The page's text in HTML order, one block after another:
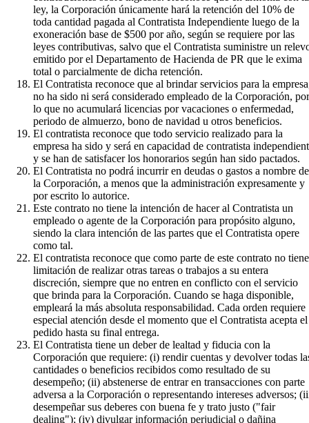
ley, la Corporación únicamente hará la retención del 10% de
toda cantidad pagada al Contratista Independiente luego de la
exoneración base de $500 por año, según se requiere por las
leyes contributivas, salvo que el Contratista suministre un
emitido por el Departamento de Hacienda de PR que le exima
total o parcialmente de dicha retención.
El Contratista reconoce que al brindar servicios para la
no ha sido ni será considerado empleado de la Corporación, por
lo que no acumulará licencias por vacaciones o enfermedad,
periodo de almuerzo, bono de navidad u otros beneficios.
El contratista reconoce que todo servicio realizado para la
empresa ha sido y será en capacidad de contratista
y se han de satisfacer los honorarios según han sido pactados.
El Contratista no podrá incurrir en deudas o gastos a nombre de
la Corporación, a menos que la administración expresamente y
por escrito lo autorice.
Este contrato no tiene la intención de hacer al Contratista un
empleado o agente de la Corporación para propósito alguno,
siendo la clara intención de las partes que el Contratista opere
como tal.
El contratista reconoce que como parte de este contrato no tiene
limitación de realizar otras tareas o trabajos a su entera
discreción, siempre que no entren en conflicto con el servicio
que brinda para la Corporación. Cuando se haga disponible,
empleará la más absoluta responsabilidad. Cada orden requiere
especial atención desde el momento que el Contratista acepta el
pedido hasta su final entrega.
El Contratista tiene un deber de lealtad y fiducia con la
Corporación que requiere: (i) rendir cuentas y devolver todas
cantidades o beneficios recibidos como resultado de su
desempeño; (ii) abstenerse de entrar en transacciones con parte
adversa a la Corporación o representando intereses adversos;
desempeñar sus deberes con buena fe y trato justo ("fair
dealing"); (iv) divulgar información perjudicial o dañina